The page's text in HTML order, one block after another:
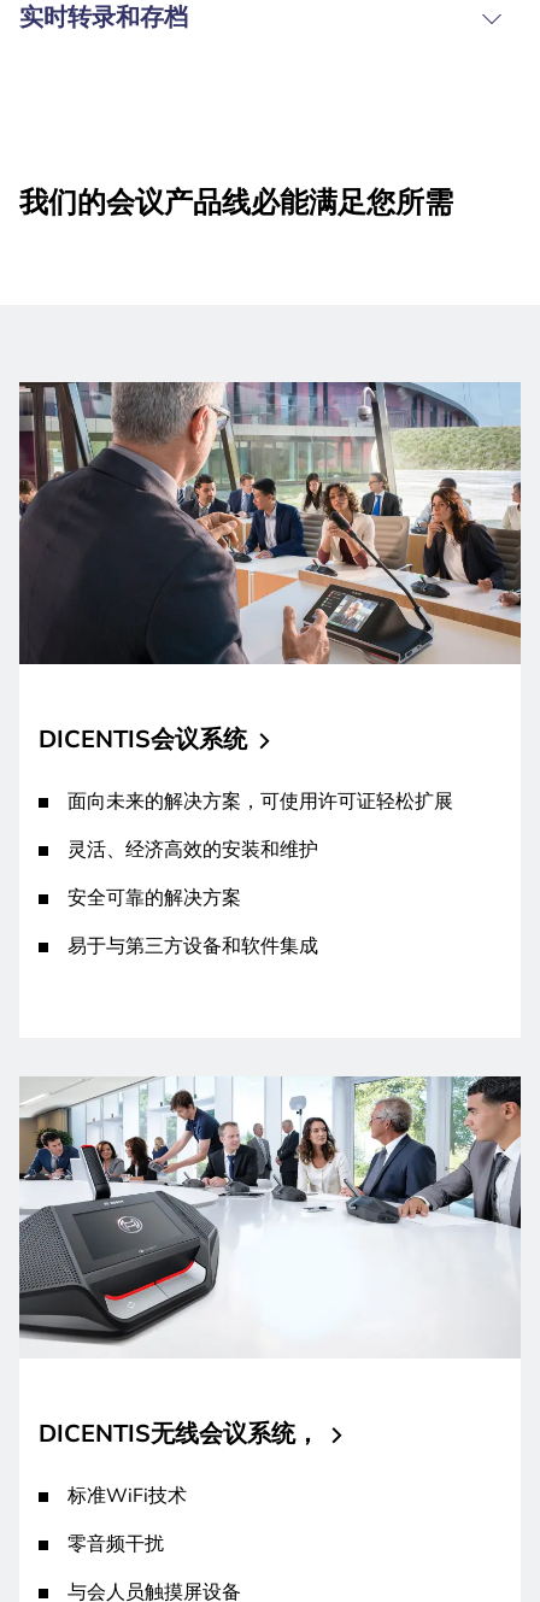
实时转录和存档
我们的会议产品线必能满足您所需
DICENTIS会议系统
面向未来的解决方案，可使用许可证轻松扩展
灵活、经济高效的安装和维护
安全可靠的解决方案
易于与第三方设备和软件集成
DICENTIS无线会议系统，
标准WiFi技术
零音频干扰
与会人员触摸屏设备